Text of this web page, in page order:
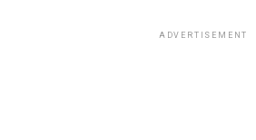
ADVERTISEMENT